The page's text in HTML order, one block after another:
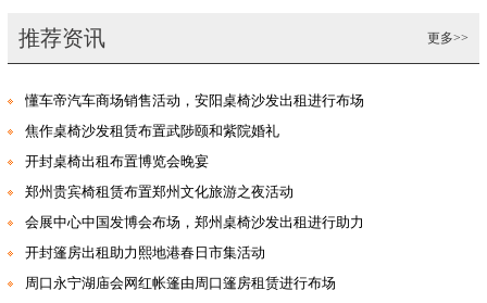
推荐资讯 更多>>
懂车帝汽车商场销售活动，安阳桌椅沙发出租进行布场
焦作桌椅沙发租赁布置武陟颐和紫院婚礼
开封桌椅出租布置博览会晚宴
郑州贵宾椅租赁布置郑州文化旅游之夜活动
会展中心中国发博会布场，郑州桌椅沙发出租进行助力
开封篷房出租助力熙地港春日市集活动
周口永宁湖庙会网红帐篷由周口篷房租赁进行布场